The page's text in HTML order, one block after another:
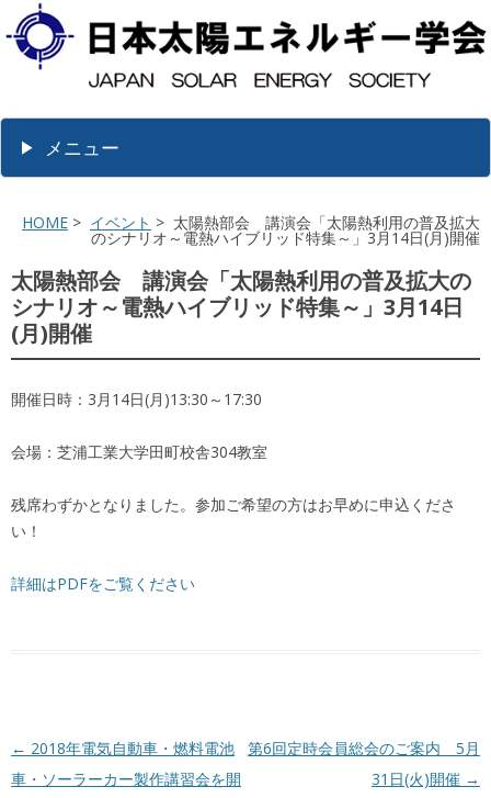
メニュー
HOME > イベント > 太陽熱部会 講演会「太陽熱利用の普及拡大
のシナリオ～電熱ハイブリッド特集～」3月14日(月)開催
太陽熱部会 講演会「太陽熱利用の普及拡大の
シナリオ～電熱ハイブリッド特集～」3月14日
(月)開催
開催日時：3月14日(月)13:30～17:30
会場：芝浦工業大学田町校舎304教室
残席わずかとなりました。参加ご希望の方はお早めに申込くださ
い！
詳細はPDFをご覧ください
投稿ナビゲーション
← 2018年電気自動車・燃料電池
車・ソーラーカー製作講習会を開
第6回定時会員総会のご案内 5月
31日(火)開催 →